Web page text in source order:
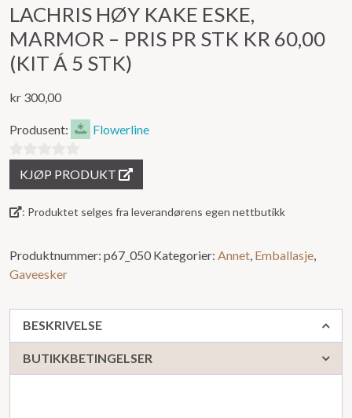
LACHRIS HØY KAKE ESKE,
MARMOR – PRIS PR STK KR 60,00
(KIT Á 5 STK)
kr 300,00
Produsent: Flowerline
ut
av
KJØP PRODUKT
: Produktet selges fra leverandørens egen nettbutikk
Produktnummer: p67_050 Kategorier: Annet Emballasje
Gaveesker
BESKRIVELSE
BUTIKKBETINGELSER